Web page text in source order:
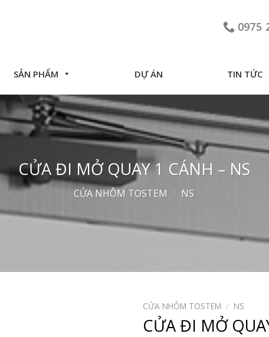
0975
SẢN PHẨM DỰ ÁN TIN TỨC
CỬA ĐI MỞ QUAY 1 CÁNH – NS
CỬA NHÔM TOSTEM / NS
CỬA NHÔM TOSTEM / NS
CỬA ĐI MỞ